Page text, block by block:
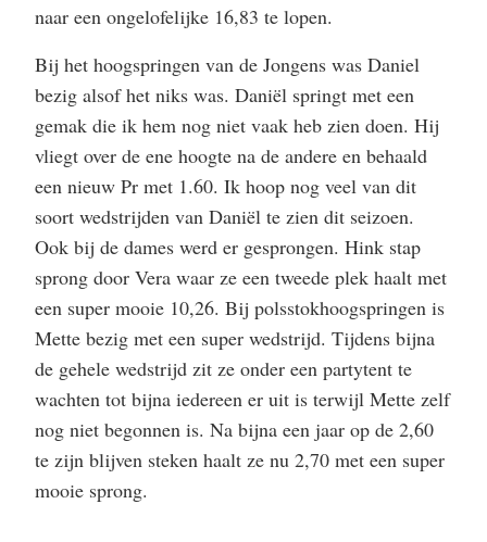
naar een ongelofelijke 16,83 te lopen.
Bij het hoogspringen van de Jongens was Daniel
bezig alsof het niks was. Daniël springt met een
gemak die ik hem nog niet vaak heb zien doen. Hij
vliegt over de ene hoogte na de andere en behaald
een nieuw Pr met 1.60. Ik hoop nog veel van dit
soort wedstrijden van Daniël te zien dit seizoen.
Ook bij de dames werd er gesprongen. Hink stap
sprong door Vera waar ze een tweede plek haalt met
een super mooie 10,26. Bij polsstokhoogspringen is
Mette bezig met een super wedstrijd. Tijdens bijna
de gehele wedstrijd zit ze onder een partytent te
wachten tot bijna iedereen er uit is terwijl Mette zelf
nog niet begonnen is. Na bijna een jaar op de 2,60
te zijn blijven steken haalt ze nu 2,70 met een super
mooie sprong.